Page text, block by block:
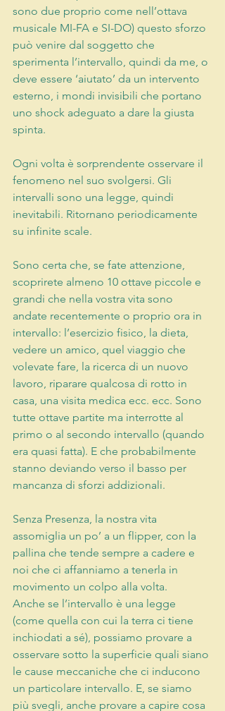
sono due proprio come nell’ottava
musicale MI-FA e SI-DO) questo sforzo
può venire dal soggetto che
sperimenta l’intervallo, quindi da me, o
deve essere ‘aiutato’ da un intervento
esterno, i mondi invisibili che portano
uno shock adeguato a dare la giusta
spinta.
Ogni volta è sorprendente osservare il
fenomeno nel suo svolgersi. Gli
intervalli sono una legge, quindi
inevitabili. Ritornano periodicamente
su infinite scale.
Sono certa che, se fate attenzione,
scoprirete almeno 10 ottave piccole e
grandi che nella vostra vita sono
andate recentemente o proprio ora in
intervallo: l’esercizio fisico, la dieta,
vedere un amico, quel viaggio che
volevate fare, la ricerca di un nuovo
lavoro, riparare qualcosa di rotto in
casa, una visita medica ecc. ecc. Sono
tutte ottave partite ma interrotte al
primo o al secondo intervallo (quando
era quasi fatta). E che probabilmente
stanno deviando verso il basso per
mancanza di sforzi addizionali.
Senza Presenza, la nostra vita
assomiglia un po’ a un flipper, con la
pallina che tende sempre a cadere e
noi che ci affanniamo a tenerla in
movimento un colpo alla volta.
Anche se l’intervallo è una legge
(come quella con cui la terra ci tiene
inchiodati a sé), possiamo provare a
osservare sotto la superficie quali siano
le cause meccaniche che ci inducono
un particolare intervallo. E, se siamo
più svegli, anche provare a capire cosa